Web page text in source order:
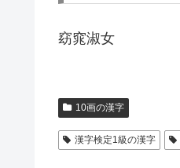
窈窕淑女
10画の漢字
漢字検定1級の漢字